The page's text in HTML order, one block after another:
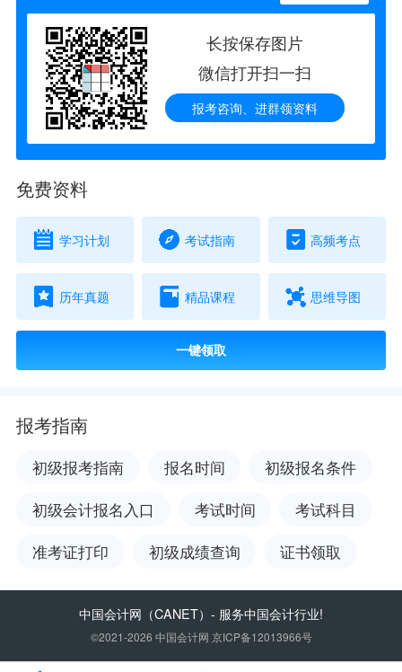
长按保存图片
微信打开扫一扫
报考咨询、进群领资料
免费资料
学习计划 考试指南 高频考点
历年真题 精品课程 思维导图
一键领取
报考指南
初级报考指南 报名时间
初级报名条件
初级会计报名入口
考试时间
考试科目
准考证打印
初级成绩查询 证书领取
中国会计网 （CANET）- 服务中国会计行业!
©2021-2026 中国会计网 京ICP备12013966号